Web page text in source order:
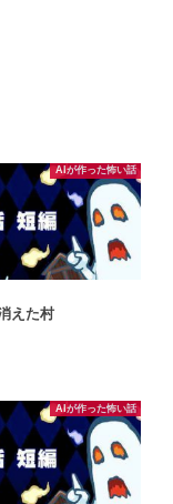
AIが作った怖い話
えた村
AIが作った怖い話